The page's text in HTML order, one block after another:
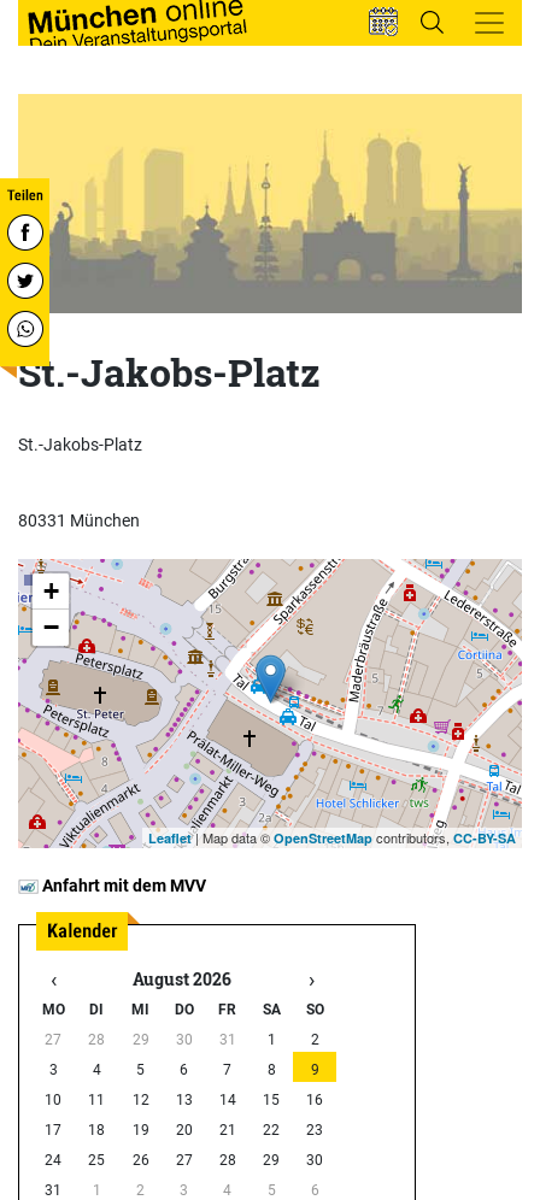
St.-Jakobs-Platz
St.-Jakobs-Platz
80331 München
+
−
Leaflet| Map data © OpenStreetMap contributors, CC-BY-SA
Anfahrt mit dem MVV
‹ August 2026 ›
MO DI MI DO FR SA
SO
27
28 29 30 31 1
2
3
4 5 6 7 8
9
10
11 12 13 14 15
16
17
18 19 20 21 22
23
24
25 26 27 28 29
30
31
1 2 3 4 5 6